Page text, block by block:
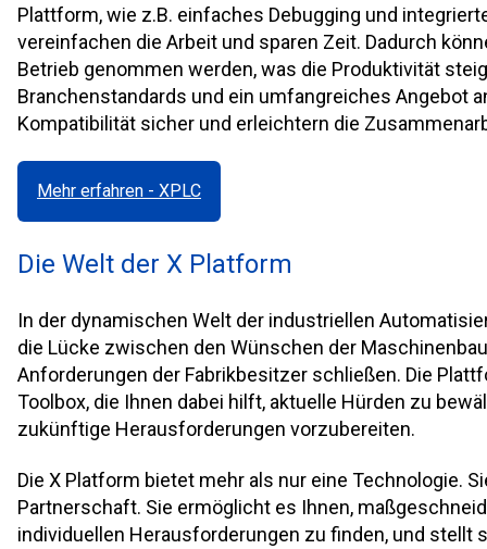
Plattform, wie z.B. einfaches Debugging und
vereinfachen die Arbeit und sparen Zeit. Dadurch
Betrieb genommen werden, was die Produktivität
Branchenstandards und ein umfangreiches Angebot
Kompatibilität sicher und erleichtern die
Mehr erfahren - XPLC
Die Welt der X Platform
In der dynamischen Welt der industriellen
die Lücke zwischen den Wünschen der
Anforderungen der Fabrikbesitzer schließen. Die
Toolbox, die Ihnen dabei hilft, aktuelle Hürden zu
zukünftige Herausforderungen vorzubereiten.
Die X Platform bietet mehr als nur eine Technologie.
Partnerschaft. Sie ermöglicht es Ihnen,
individuellen Herausforderungen zu finden, und stellt